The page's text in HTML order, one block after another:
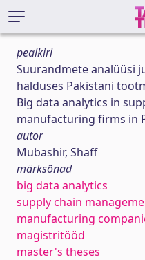
pealkiri
Suurandmete analüüsi
halduses Pakistani
Big data analytics in
manufacturing firms in
autor
Mubashir, Shaff
märksõnad
big data analytics
supply chain
manufacturing
magistritööd
master's theses